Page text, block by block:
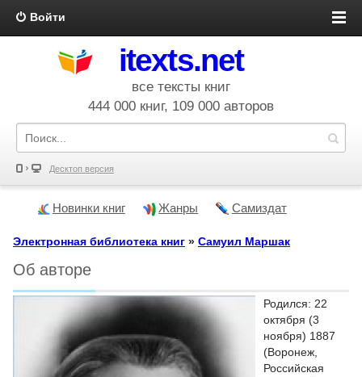
Войти
itexts.net
все тексты книг
444 000 книг, 109 000 авторов
Десктоп версия
Новинки книг Жанры Самиздат
Электронная библиотека книг » Самуил Маршак
Об авторе
Родился: 22
октября (3
ноября) 1887
(Воронеж,
Российская